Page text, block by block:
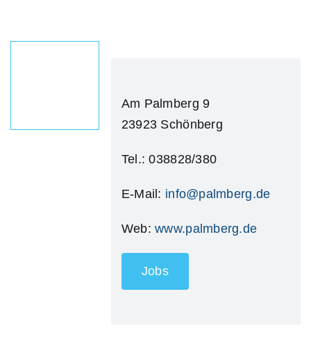
Am Palmberg 9
23923 Schönberg
Tel.: 038828/380
E-Mail: info@palmberg.de
Web:www.palmberg.de
Jobs